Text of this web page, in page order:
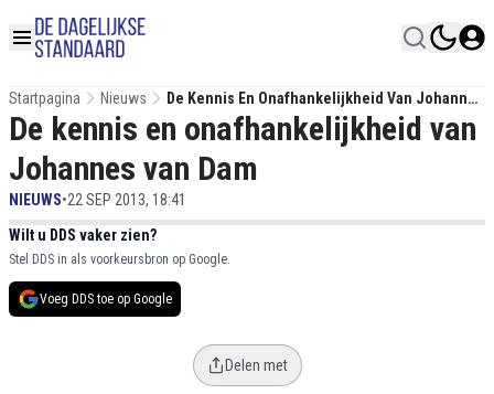
Startpagina Nieuws
De Kennis En Onafhankelijkheid Van Johannes
Van Dam
De kennis en onafhankelijkheid van
Johannes van Dam
NIEUWS•22 SEP 2013, 18:41
Wilt u DDS vaker zien?
Stel DDS in als voorkeursbron op Google.
Voeg DDS toe op Google
Delen met